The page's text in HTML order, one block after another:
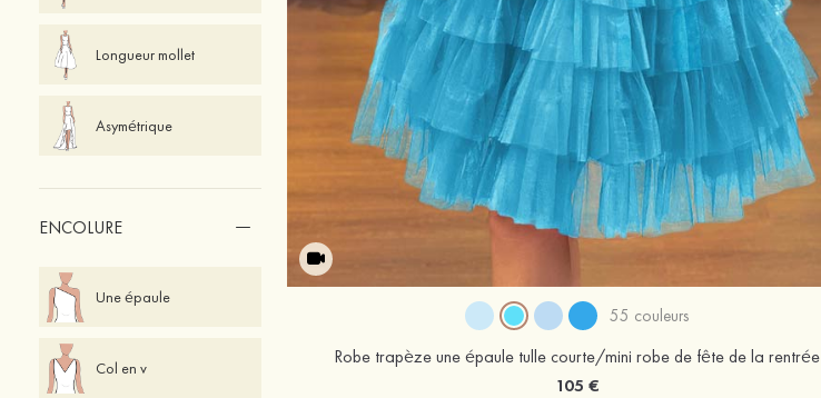
Longueur mollet
Asymétrique
ENCOLURE
Une épaule
Col en v
55 couleurs
Robe trapèze une épaule tulle courte/mini robe de fête de la rentrée
105 €